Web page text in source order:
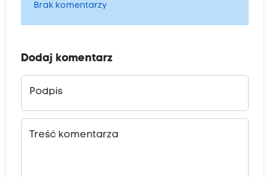
Brak komentarzy
Dodaj komentarz
Podpis
Treść komentarza